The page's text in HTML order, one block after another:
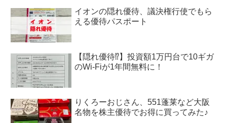
イオンの隠れ優待、議決権行使でもら
える優待パスポート
【隠れ優待⁉︎】投資額1万円台で10ギガ
のWi-Fiが1年間無料に！
りくろーおじさん、551蓬莱など大阪
名物を株主優待でお得に買ってみた♪